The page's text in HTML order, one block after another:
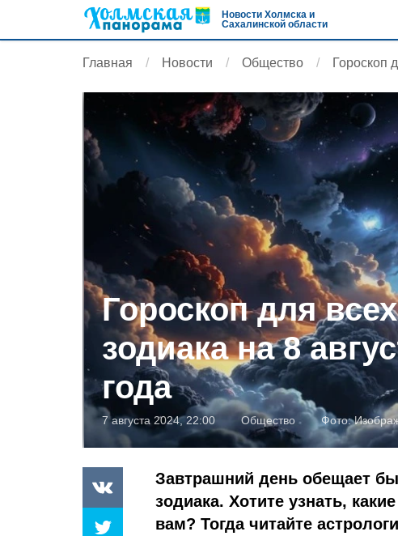
Новости Холмска и
Сахалинской области
Главная Новости Общество Гороскоп
Гороскоп для
зодиака на 8
года
7 августа 2024, 22:00 Общество Фото:
Завтрашний день обещает
зодиака. Хотите узнать,
вам? Тогда читайте